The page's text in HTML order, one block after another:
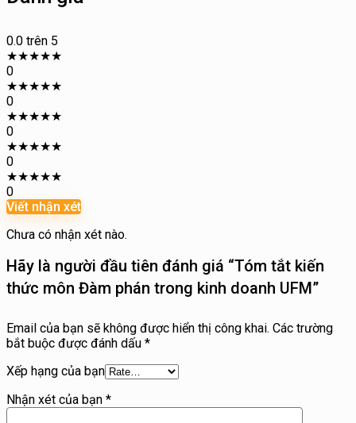
0.0 trên 5
★★★★★
0
★★★★★
0
★★★★★
0
★★★★★
0
★★★★★
0
Viết nhận xét
Chưa có nhận xét nào.
Hãy là người đầu tiên đánh giá “Tóm tắt kiến
thức môn Đàm phán trong kinh doanh UFM”
Email của bạn sẽ không được hiển thị công khai. Các trường
bắt buộc được đánh dấu *
Xếp hạng của bạn
Nhận xét của bạn *